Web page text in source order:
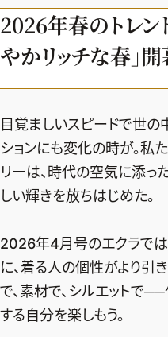
8月の毎日コーデ
50代なに着てる？
ヘアスタイル・ヘアケ
エイジングケア
メイク
50代ベストコスメ
ヘルスケア
ヘルスケアTOPICS
更年期
ストレッチ・エクササイ
ダイエット
50代健康のお悩み
ライフスタイル
ゴルフ
住まい
旅行＆グルメ
50代のお悩み
エクラ 華組メンバー一
エクラ 華組ランキング
チームJマダム
チームJマダムメンバ
チームJマダムランキン
チームJマダム特集
編集長コラム
イヴルルド遙華の12
スペシャル占い
試し読み
エクラ通販
エクラプレミアムNEWS
from編集部
2026年春のトレン
やかリッチな春」開
目覚ましいスピードで世の
ションにも変化の時が。私
リーは、時代の空気に添っ
しい輝きを放ちはじめた。
2026年4月号のエクラでは
に、着る人の個性がより引
で、素材で、シルエットで
する自分を楽しもう。